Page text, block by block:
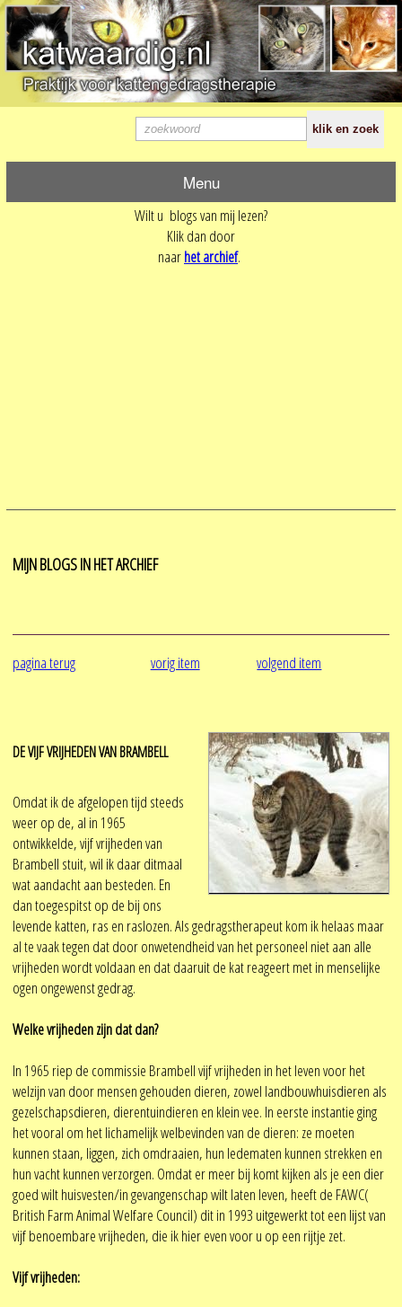
Menu
Wilt u blogs van mij lezen?
Klik dan door
naarhet archief.
MIJN BLOGS IN HET ARCHIEF
pagina terug vorig item volgend item
DE VIJF VRIJHEDEN VAN BRAMBELL
Omdat ik de afgelopen tijd steeds
weer op de, al in 1965
ontwikkelde, vijf vrijheden van
Brambell stuit, wil ik daar ditmaal
wat aandacht aan besteden. En
dan toegespitst op de bij ons
levende katten, ras en raslozen. Als gedragstherapeut kom ik helaas maar
al te vaak tegen dat door onwetendheid van het personeel niet aan alle
vrijheden wordt voldaan en dat daaruit de kat reageert met in menselijke
ogen ongewenst gedrag.
Welke vrijheden zijn dat dan?
In 1965 riep de commissie Brambell vijf vrijheden in het leven voor het
welzijn van door mensen gehouden dieren, zowel landbouwhuisdieren als
gezelschapsdieren, dierentuindieren en klein vee. In eerste instantie ging
het vooral om het lichamelijk welbevinden van de dieren: ze moeten
kunnen staan, liggen, zich omdraaien, hun ledematen kunnen strekken en
hun vacht kunnen verzorgen. Omdat er meer bij komt kijken als je een dier
goed wilt huisvesten/in gevangenschap wilt laten leven, heeft de FAWC(
British Farm Animal Welfare Council) dit in 1993 uitgewerkt tot een lijst van
vijf benoembare vrijheden, die ik hier even voor u op een rijtje zet.
Vijf vrijheden: